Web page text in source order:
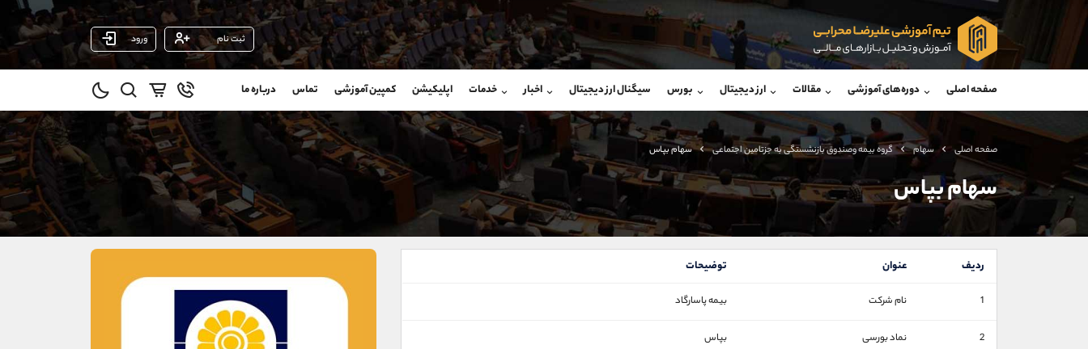
ثبت نام ورود
صفحه اصلی دوره‌های آموزشی مقالات ارز دیجیتال بورس سیگنال ارز دیجیتال اخبار خدمات اپلیکیشن کمپین آموزشی تماس درباره ما
صفحه اصلی سهام گروه بيمه وصندوق بازنشستگی به جزتامين اجتماعی سهام بپاس
سهام بپاس
ردیف عنوان توضیحات
1 نام شرکت بیمه پاسارگاد
2 نماد بورسی بپاس
واتساپ شروع گفتگو
@Armteam_admin_104
داخلی 104
واتساپ شروع گفتگو
تلگرام @Armteam_admin_103
103
شروع گفتگو
@Armteam_admin_por
داخلی 107
(یوسف فرخنده)
09194198792
واتساپ شروع گفتگو
تلگرام @Armteam_admin_33
اطلاعات تماس (دفتر فروش)
021-22021030
تلفن
بدون پیش شماره 90001030
@alireza.mehrabii
@alirezamehrabi_com
کانال بله @alirezamehrabi_official